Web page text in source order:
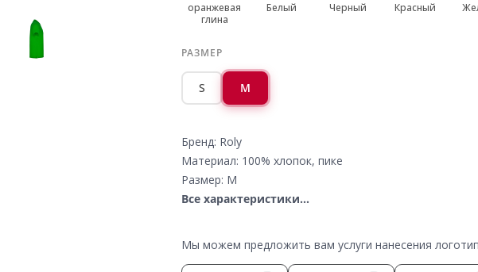
оранжевая
глина
Белый Черный Красный
РАЗМЕР
S M
Бренд: Roly
Материал: 100% хлопок, пике
Размер: M
Все характеристики...
Мы можем предложить вам услуги нанесения